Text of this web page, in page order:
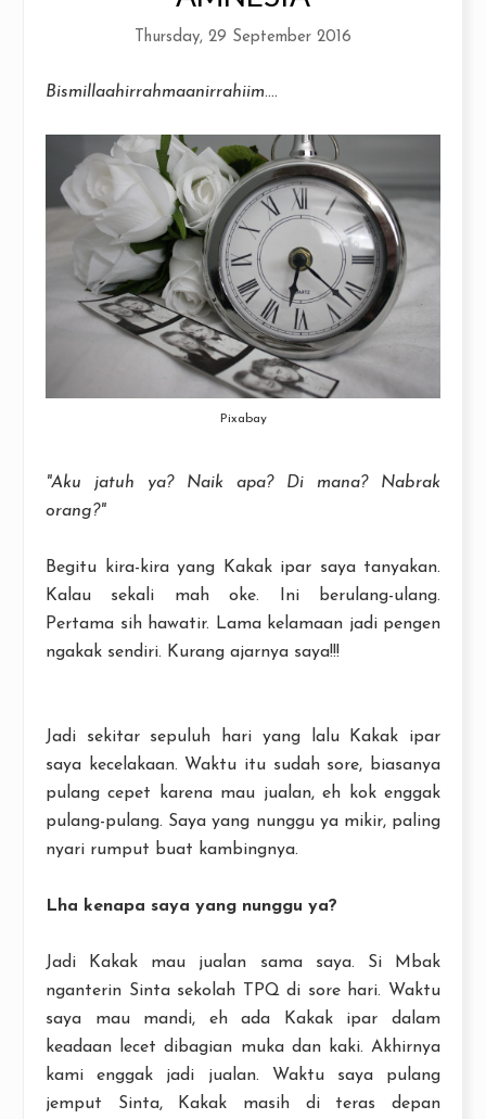
Thursday, 29 September 2016
Bismillaahirrahmaanirrahiim....
Pixabay
"Aku jatuh ya? Naik apa? Di mana? Nabrak
orang?"
Begitu kira-kira yang Kakak ipar saya tanyakan.
Kalau sekali mah oke. Ini berulang-ulang.
Pertama sih hawatir. Lama kelamaan jadi pengen
ngakak sendiri. Kurang ajarnya saya!!!
Jadi sekitar sepuluh hari yang lalu Kakak ipar
saya kecelakaan. Waktu itu sudah sore, biasanya
pulang cepet karena mau jualan, eh kok enggak
pulang-pulang. Saya yang nunggu ya mikir, paling
nyari rumput buat kambingnya.
Lha kenapa saya yang nunggu ya?
Jadi Kakak mau jualan sama saya. Si Mbak
nganterin Sinta sekolah TPQ di sore hari. Waktu
saya mau mandi, eh ada Kakak ipar dalam
keadaan lecet dibagian muka dan kaki. Akhirnya
kami enggak jadi jualan. Waktu saya pulang
jemput Sinta, Kakak masih di teras depan